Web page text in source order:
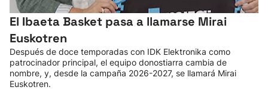
El Ibaeta Basket pasa a llamarse Mirai
Euskotren
Después de doce temporadas con IDK Elektronika como
patrocinador principal, el equipo donostiarra cambia de
nombre, y, desde la campaña 2026-2027, se llamará Mirai
Euskotren.